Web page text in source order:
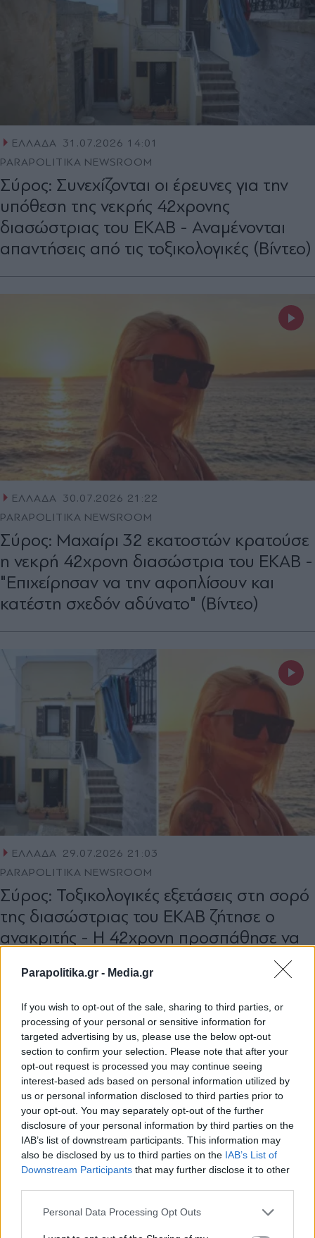
Parapolitika.gr - Media.gr
If you wish to opt-out of the sale, sharing to third parties, or
processing of your personal or sensitive information for
targeted advertising by us, please use the below opt-out
section to confirm your selection. Please note that after your
opt-out request is processed you may continue seeing
interest-based ads based on personal information utilized by
us or personal information disclosed to third parties prior to
your opt-out. You may separately opt-out of the further
disclosure of your personal information by third parties on the
IAB’s list of downstream participants. This information may
also be disclosed by us to third parties on the IAB’s List of
Downstream Participants that may further disclose it to other
Personal Data Processing Opt Outs
ΕΛΛΑΔΑ 31.07.2026 14:01
PARAPOLITIKA NEWSROOM
Σύρος: Συνεχίζονται οι έρευνες για την
υπόθεση της νεκρής 42χρονης
διασώστριας του ΕΚΑΒ - Αναμένονται
απαντήσεις από τις τοξικολογικές (Βίντεο)
ΕΛΛΑΔΑ 30.07.2026 21:22
PARAPOLITIKA NEWSROOM
Σύρος: Μαχαίρι 32 εκατοστών κρατούσε
η νεκρή 42χρονη διασώστρια του ΕΚΑΒ -
"Επιχείρησαν να την αφοπλίσουν και
κατέστη σχεδόν αδύνατο" (Βίντεο)
ΕΛΛΑΔΑ 29.07.2026 21:03
PARAPOLITIKA NEWSROOM
Σύρος: Τοξικολογικές εξετάσεις στη σορό
της διασώστριας του ΕΚΑΒ ζήτησε ο
ανακριτής - Η 42χρονη προσπάθησε να
(Βίντεο)
Εγγραφή στο newsletter